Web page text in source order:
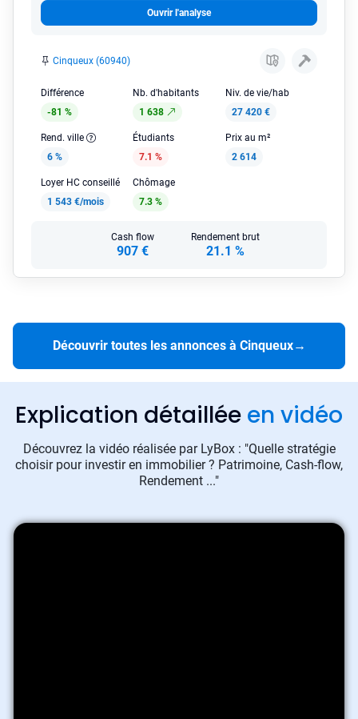
Ouvrir l'analyse
Cinqueux (60940)
Différence
-81 %
Nb. d'habitants
1 638
Niv. de vie/hab
27 420 €
Rend. ville
6 %
Étudiants
7.1 %
Prix au m²
2 614
Loyer HC conseillé
1 543 €/mois
Chômage
7.3 %
Cash flow
907 €
Rendement brut
21.1 %
Découvrir toutes les annonces à Cinqueux→
Explication détaillée en vidéo
Découvrez la vidéo réalisée par LyBox : "Quelle stratégie
choisir pour investir en immobilier ? Patrimoine, Cash-flow,
Rendement ..."